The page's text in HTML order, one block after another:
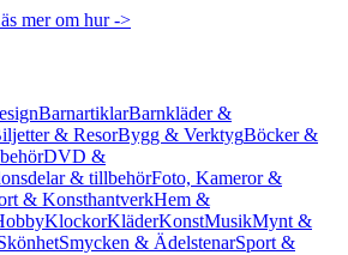
mer om hur ->
BarnartiklarBarnkläder &
& ResorBygg & VerktygBöcker &
DVD &
& tillbehörFoto, Kameror &
& KonsthantverkHem &
KlockorKläderKonstMusikMynt &
Smycken & ÄdelstenarSport &